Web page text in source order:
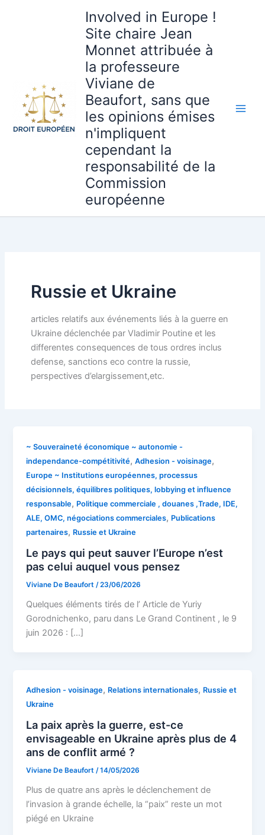
Involved in Europe !
Site chaire Jean
Monnet attribuée à
la professeure
Viviane de
Beaufort, sans que
les opinions émises
n'impliquent
cependant la
responsabilité de la
Commission
européenne
Russie et Ukraine
articles relatifs aux événements liés à la guerre en
Ukraine déclenchée par Vladimir Poutine et les
differentes consequences de tous ordres inclus
defense, sanctions eco contre la russie,
perspectives d’elargissement,etc.
~ Souveraineté économique ~ autonomie -
independance-compétitivité,Adhesion - voisinage,
Europe ~ Institutions européennes, processus
décisionnels, équilibres politiques, lobbying et influence
responsable, Politique commerciale , douanes ,Trade, IDE,
ALE, OMC, négociations commerciales, Publications
partenaires, Russie et Ukraine
Le pays qui peut sauver l’Europe n’est
pas celui auquel vous pensez
Viviane De Beaufort /23/06/2026
Quelques éléments tirés de l’ Article de Yuriy
Gorodnichenko, paru dans Le Grand Continent , le 9
juin 2026 : […]
Adhesion - voisinage, Relations internationales, Russie et
Ukraine
La paix après la guerre, est-ce
envisageable en Ukraine après plus de 4
ans de conflit armé ?
Viviane De Beaufort/14/05/2026
Plus de quatre ans après le déclenchement de
l’invasion à grande échelle, la “paix” reste un mot
piégé en Ukraine